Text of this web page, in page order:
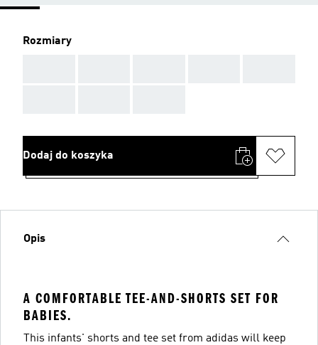
Rozmiary
Dodaj do koszyka
Opis
A COMFORTABLE TEE-AND-SHORTS SET FOR
BABIES.
This infants' shorts and tee set from adidas will keep